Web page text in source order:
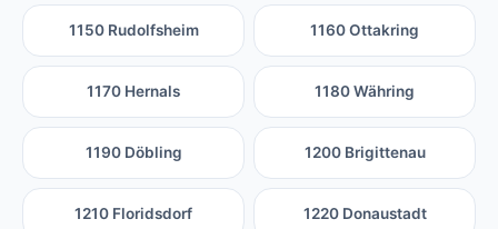
1150 Rudolfsheim 1160 Ottakring
1170 Hernals 1180 Währing
1190 Döbling 1200 Brigittenau
1210 Floridsdorf 1220 Donaustadt